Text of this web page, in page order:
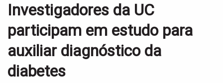
Investigadores da UC
participam em estudo para
auxiliar diagnóstico da
diabetes